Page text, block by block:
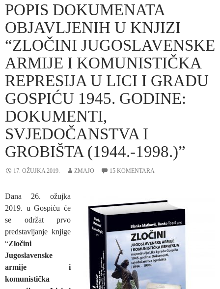
POPIS DOKUMENATA
OBJAVLJENIH U KNJIZI
“ZLOČINI JUGOSLAVENSKE
ARMIJE I KOMUNISTIČKA
REPRESIJA U LICI I GRADU
GOSPIĆU 1945. GODINE:
DOKUMENTI,
SVJEDOČANSTVA I
GROBIŠTA (1944.-1998.)”
17. OŽUJKA 2019. ZMAJO 15 KOMENTARA
Dana 26. ožujka
2019. u Gospiću će
se održat prvo
predstavljanje knjige
“Zločini
Jugoslavenske
armije i
komunistička